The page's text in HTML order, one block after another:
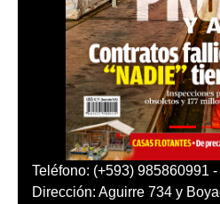
Teléfono: (+593) 985860991 -
Dirección: Aguirre 734 y